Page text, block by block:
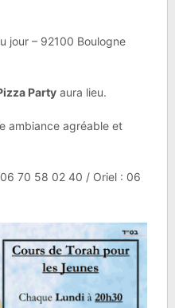
jour – 92100 Boulogne
Partyaura lieu.
ambiance agréable et
70 58 02 40 / Oriel : 06